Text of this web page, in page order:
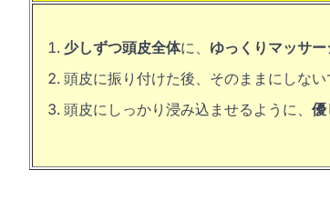
少しずつ頭皮全体に、 ゆっくりマッサー
頭皮に振り付けた後、そのままにしない
頭皮にしっかり浸み込ませるように、 優